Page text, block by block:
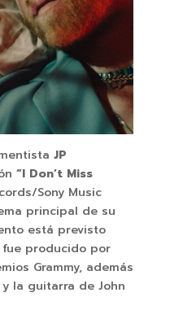
JP
“I Don’t Miss
Sony Music
principal de su
está previsto
producido por
Grammy, además
la guitarra de John